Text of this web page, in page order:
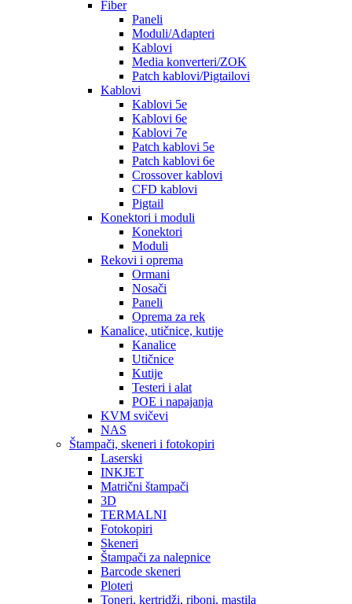
Fiber
Paneli
Moduli/Adapteri
Kablovi
Media konverteri/ZOK
Patch kablovi/Pigtailovi
Kablovi
Kablovi 5e
Kablovi 6e
Kablovi 7e
Patch kablovi 5e
Patch kablovi 6e
Crossover kablovi
CFD kablovi
Pigtail
Konektori i moduli
Konektori
Moduli
Rekovi i oprema
Ormani
Nosači
Paneli
Oprema za rek
Kanalice, utičnice, kutije
Kanalice
Utičnice
Kutije
Testeri i alat
POE i napajanja
KVM svičevi
NAS
Štampači, skeneri i fotokopiri
Laserski
INKJET
Matrični štampači
3D
TERMALNI
Fotokopiri
Skeneri
Štampači za nalepnice
Barcode skeneri
Ploteri
Toneri, kertridži, riboni, mastila